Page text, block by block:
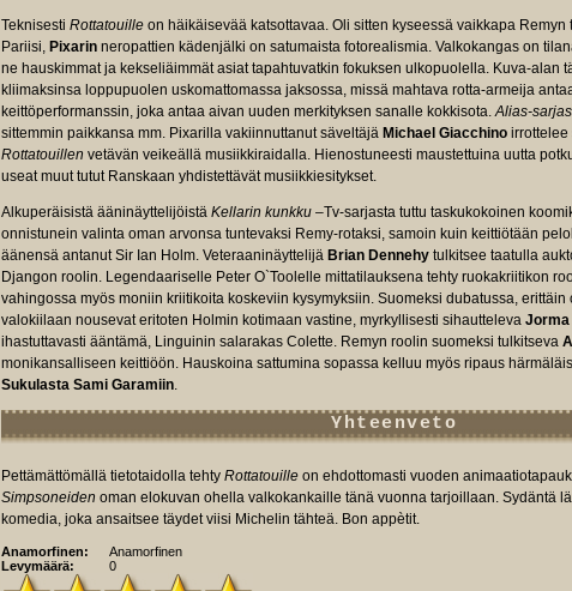
Teknisesti Rottatouille on häikäisevää katsottavaa. Oli sitten kyseessä vaikkapa
Pariisi, Pixarin neropattien kädenjälki on satumaista fotorealismia. Valkokangas on
ne hauskimmat ja kekseliäimmät asiat tapahtuvatkin fokuksen ulkopuolella. Kuva-alan
kliimaksinsa loppupuolen uskomattomassa jaksossa, missä mahtava rotta-armeija
keittöperformanssin, joka antaa aivan uuden merkityksen sanalle kokkisota.Alias-
sittemmin paikkansa mm. Pixarilla vakiinnuttanut säveltäjä Michael Giacchino irrottelee
Rottatouillen vetävän veikeällä musiikkiraidalla. Hienostuneesti maustettuina uutta
useat muut tutut Ranskaan yhdistettävät musiikkiesitykset.
Alkuperäisistä ääninäyttelijöistä Kellarin kunkku –Tv-sarjasta tuttu taskukokoinen
onnistunein valinta oman arvonsa tuntevaksi Remy-rotaksi, samoin kuin keittiötään
äänensä antanut Sir Ian Holm. Veteraaninäyttelijä Brian Dennehy tulkitsee taatulla
Djangon roolin. Legendaariselle Peter O`Toolelle mittatilauksena tehty ruokakriitikon
vahingossa myös moniin kriitikoita koskeviin kysymyksiin. Suomeksi dubatussa,
valokiilaan nousevat eritoten Holmin kotimaan vastine, myrkyllisesti sihautteleva Jorma
ihastuttavasti ääntämä, Linguinin salarakas Colette. Remyn roolin suomeksi tulkitseva
monikansalliseen keittiöön. Hauskoina sattumina sopassa kelluu myös ripaus
Sukulasta Sami Garamiin.
Yhteenveto
Pettämättömällä tietotaidolla tehty Rottatouille on ehdottomasti vuoden
Simpsoneiden oman elokuvan ohella valkokankaille tänä vuonna tarjoillaan. Sydäntä
komedia, joka ansaitsee täydet viisi Michelin tähteä. Bon appètit.
Anamorfinen:
Anamorfinen
Levymäärä:
0